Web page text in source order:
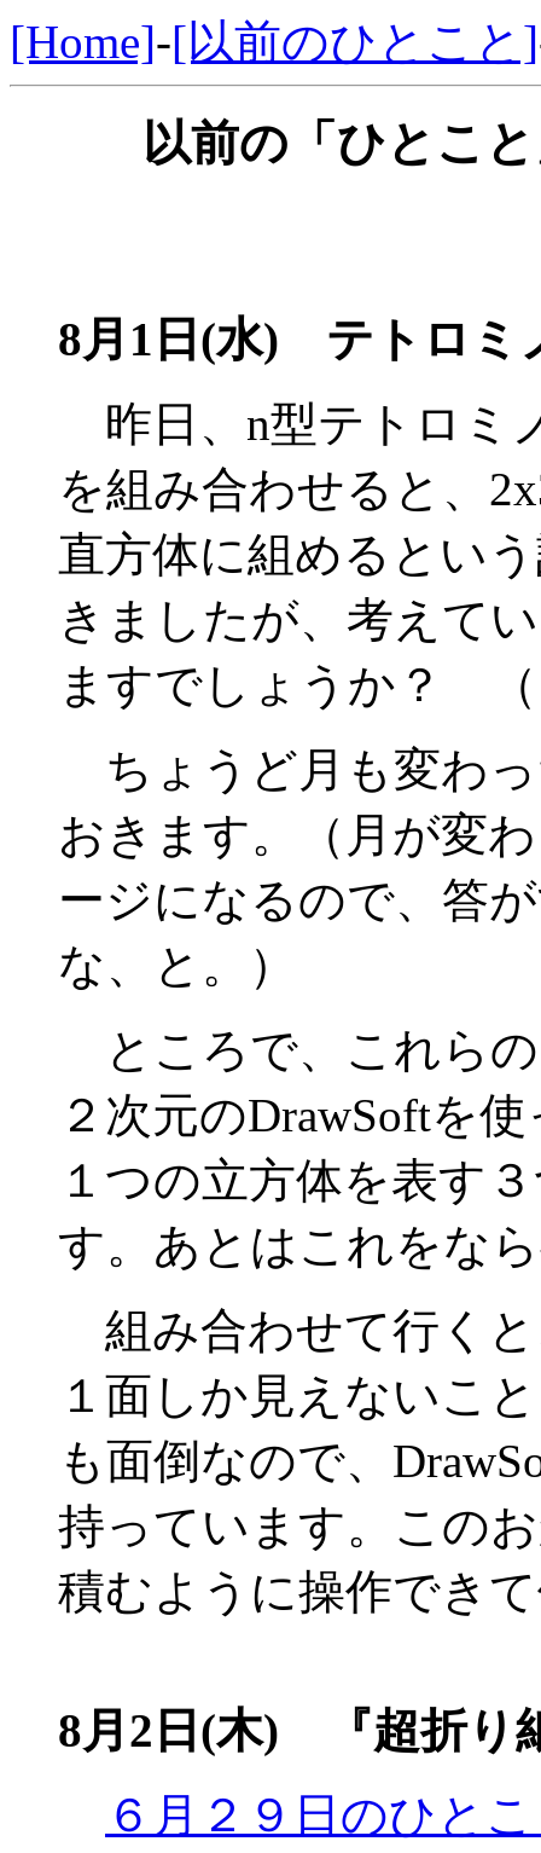
[Home]-[以前のひとこと]
以前の「ひとこ
8月1日(水) テトロミ
昨日、n型テトロミ
を組み合わせると、
直方体に組めるとい
きましたが、考えて
ますでしょうか？
ちょうど月も変わ
おきます。（月が変
ージになるので、答
な、と。）
ところで、これら
２次元のDrawSoftを
１つの立方体を表す
す。あとはこれをな
組み合わせて行く
１面しか見えないこ
も面倒なので、
持っています。この
積むように操作でき
8月2日(木) 『超折り
６月２９日のひと